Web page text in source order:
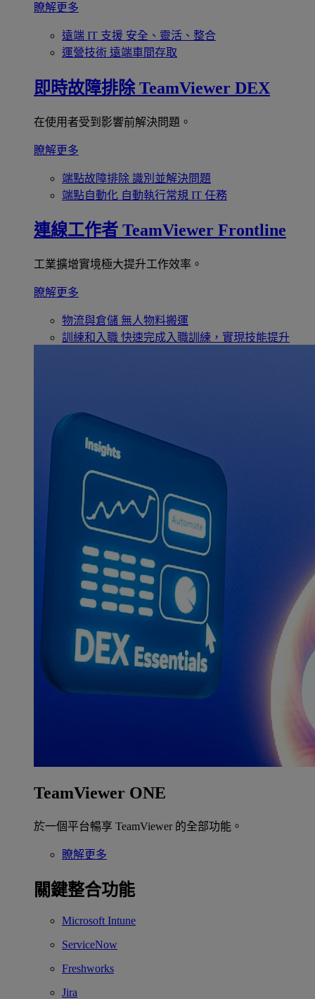
瞭解更多
遠端 IT 支援 安全、靈活、整合
運營技術 遠端車間存取
即時故障排除 TeamViewer DEX
在使用者受到影響前解決問題。
瞭解更多
端點故障排除 識別並解決問題
端點自動化 自動執行常規 IT 任務
連線工作者 TeamViewer Frontline
工業擴增實境極大提升工作效率。
瞭解更多
物流與倉儲 無人物料搬運
訓練和入職 快速完成入職訓練，實現技能提升
TeamViewer ONE
於一個平台暢享 TeamViewer 的全部功能。
瞭解更多
關鍵整合功能
Microsoft Intune
ServiceNow
Freshworks
Jira